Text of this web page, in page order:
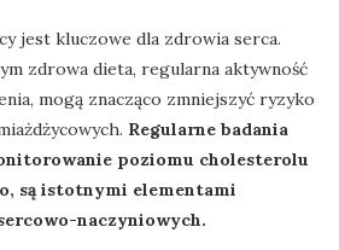
jest kluczowe dla zdrowia serca.
zdrowa dieta, regularna aktywność
mogą znacząco zmniejszyć ryzyko
Regularne badania
poziomu cholesterolu
są istotnymi elementami
naczyniowych.